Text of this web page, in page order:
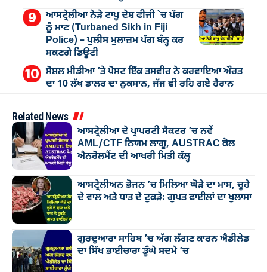
ਆਸਟ੍ਰੇਲੀਆ ਨੇੜੇ ਟਾਪੂ ਦੇਸ਼ ਫੀਜੀ `ਚ ਪੱਗ
ਨੂੰ ਮਾਣ (Turbaned Sikh in Fiji
Police) – ਪੁਲੀਸ ਮੁਲਾਜ਼ਮ ਪੱਗ ਬੰਨ੍ਹ ਕਰ
ਸਕਣਗੇ ਡਿਊਟੀ
ਸੋਸ਼ਲ ਮੀਡੀਆ ’ਤੇ ਪੋਸਟ ਇੱਕ ਤਸਵੀਰ ਨੇ ਕਰਵਾਇਆ ਔਰਤ
ਦਾ 10 ਲੱਖ ਡਾਲਰ ਦਾ ਨੁਕਸਾਨ, ਜੱਜ ਵੀ ਰਹਿ ਗਏ ਹੈਰਾਨ
Related News
ਆਸਟ੍ਰੇਲੀਆ ਦੇ ਪ੍ਰਾਪਰਟੀ ਸੈਕਟਰ ’ਚ ਨਵੇਂ
AML/CTF ਨਿਯਮ ਲਾਗੂ, AUSTRAC ਕੋਲ
ਐਨਰੋਲਮੈਂਟ ਦੀ ਆਖਰੀ ਮਿਤੀ ਕੱਲ੍ਹ
ਆਸਟ੍ਰੇਲੀਅਨ ਭੋਜਨ ’ਚ ਮਿਲਿਆ ਘੋੜੇ ਦਾ ਮਾਸ, ਚੂਹੇ
ਦੇ ਵਾਲ ਅਤੇ ਧਾਤ ਦੇ ਟੁਕੜੇ: ਗੁਪਤ ਫਾਈਲਾਂ ਦਾ ਖੁਲਾਸਾ
ਗੁਰਦੁਆਰਾ ਸਾਹਿਬ ’ਚ ਅੱਗ ਲੱਗਣ ਕਾਰਨ ਐਡੀਲੇਡ
ਦਾ ਸਿੱਖ ਭਾਈਚਾਰਾ ਡੂੰਘੇ ਸਦਮੇ ’ਚ